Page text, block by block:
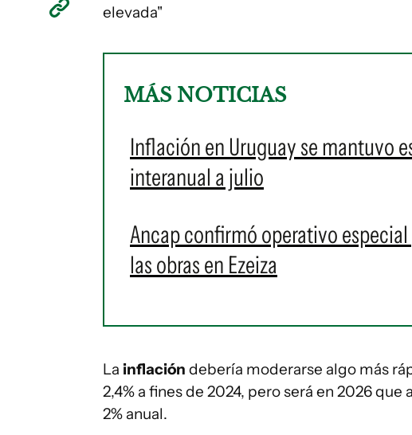
elevada"
MÁS NOTICIAS
Inflación en Uruguay se mantuvo
interanual a julio
Ancap confirmó operativo
las obras en Ezeiza
La inflación debería moderarse algo más
2,4% a fines de 2024, pero será en 2026
2% anual.